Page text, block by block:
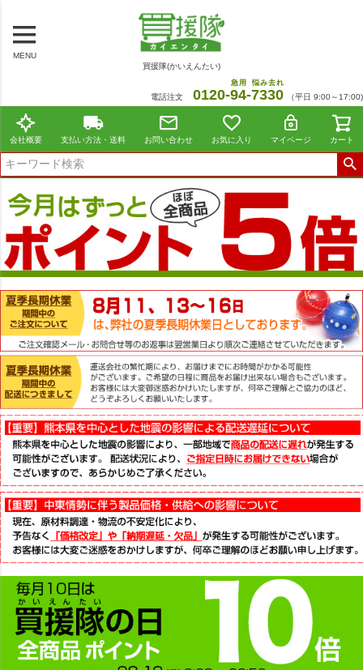
MENU
買援隊(かいえんたい)
電話注文 0120-94
急用
-7330
悩み去れ
（平日 9:00～17:00)
会社概要 支払い方法・送料 お問い合わせ お気に入り マイページ カート